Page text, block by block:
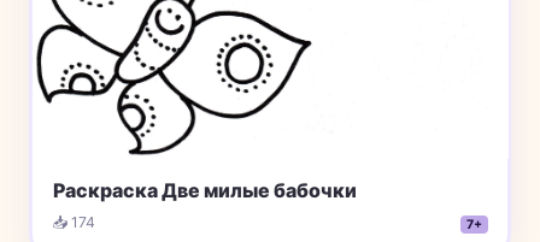
Раскраска Две милые бабочки
📥 174 7+